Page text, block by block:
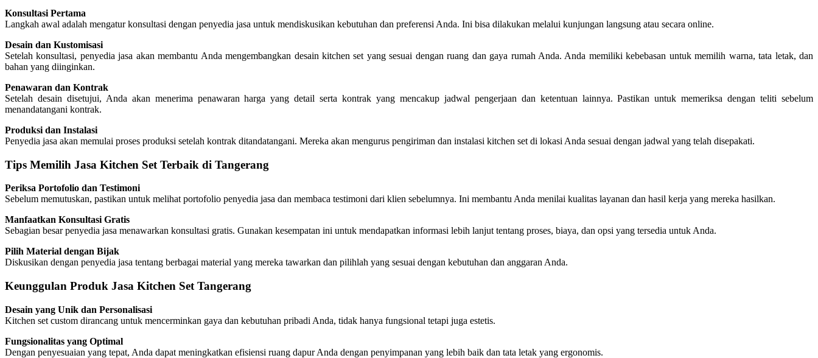
Konsultasi Pertama
Langkah awal adalah mengatur konsultasi dengan penyedia jasa untuk mendiskusikan kebutuhan dan preferensi Anda. Ini bisa dilakukan melalui kunjungan langsung atau secara online.
Desain dan Kustomisasi
Setelah konsultasi, penyedia jasa akan membantu Anda mengembangkan desain kitchen set yang sesuai dengan ruang dan gaya rumah Anda. Anda memiliki kebebasan untuk memilih warna, tata letak, dan
bahan yang diinginkan.
Penawaran dan Kontrak
Setelah desain disetujui, Anda akan menerima penawaran harga yang detail serta kontrak yang mencakup jadwal pengerjaan dan ketentuan lainnya. Pastikan untuk memeriksa dengan teliti sebelum
menandatangani kontrak.
Produksi dan Instalasi
Penyedia jasa akan memulai proses produksi setelah kontrak ditandatangani. Mereka akan mengurus pengiriman dan instalasi kitchen set di lokasi Anda sesuai dengan jadwal yang telah disepakati.
Tips Memilih Jasa Kitchen Set Terbaik di Tangerang
Periksa Portofolio dan Testimoni
Sebelum memutuskan, pastikan untuk melihat portofolio penyedia jasa dan membaca testimoni dari klien sebelumnya. Ini membantu Anda menilai kualitas layanan dan hasil kerja yang mereka hasilkan.
Manfaatkan Konsultasi Gratis
Sebagian besar penyedia jasa menawarkan konsultasi gratis. Gunakan kesempatan ini untuk mendapatkan informasi lebih lanjut tentang proses, biaya, dan opsi yang tersedia untuk Anda.
Pilih Material dengan Bijak
Diskusikan dengan penyedia jasa tentang berbagai material yang mereka tawarkan dan pilihlah yang sesuai dengan kebutuhan dan anggaran Anda.
Keunggulan Produk Jasa Kitchen Set Tangerang
Desain yang Unik dan Personalisasi
Kitchen set custom dirancang untuk mencerminkan gaya dan kebutuhan pribadi Anda, tidak hanya fungsional tetapi juga estetis.
Fungsionalitas yang Optimal
Dengan penyesuaian yang tepat, Anda dapat meningkatkan efisiensi ruang dapur Anda dengan penyimpanan yang lebih baik dan tata letak yang ergonomis.